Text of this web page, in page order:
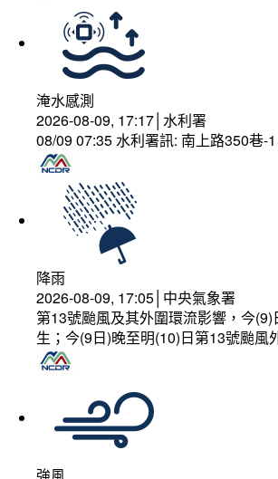
淹水感測
2026-08-09, 17:17│水利署
08/09 07:35 水利署訊: 南上路350巷
降雨
2026-08-09, 17:05│中央氣象署
第13號颱風及其外圍環流影響，今
生；今(9日)晚至明(10)日第13號颱風